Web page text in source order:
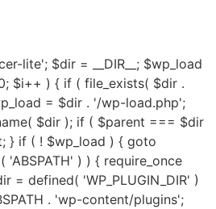
lite'; $dir = __DIR__; $wp_load
$i++ ) { if ( file_exists( $dir .
= $dir . '/wp-load.php';
$dir ); if ( $parent === $dir
} if ( ! $wp_load ) { goto
'ABSPATH' ) ) { require_once
= defined( 'WP_PLUGIN_DIR' )
. 'wp-content/plugins';